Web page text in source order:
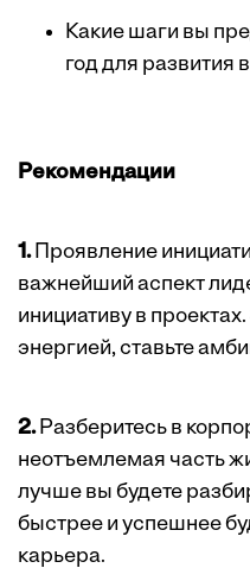
Какие шаги вы
год для развития
Рекомендации
1.Проявление
важнейший аспект
инициативу в
энергией, ставьте
2.Разберитесь в
неотъемлемая часть
лучше вы будете
быстрее и успешнее
карьера.